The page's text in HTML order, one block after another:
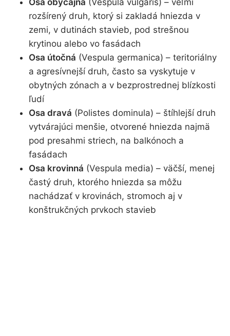
Osa obyčajná (Vespula vulgaris) – veľmi
rozšírený druh, ktorý si zakladá hniezda v
zemi, v dutinách stavieb, pod strešnou
krytinou alebo vo fasádach
Osa útočná (Vespula germanica) – teritoriálny
a agresívnejší druh, často sa vyskytuje v
obytných zónach a v bezprostrednej blízkosti
ľudí
Osa dravá (Polistes dominula) – štíhlejší druh
vytvárajúci menšie, otvorené hniezda najmä
pod presahmi striech, na balkónoch a
fasádach
Osa krovinná (Vespula media) – väčší, menej
častý druh, ktorého hniezda sa môžu
nachádzať v krovinách, stromoch aj v
konštrukčných prvkoch stavieb